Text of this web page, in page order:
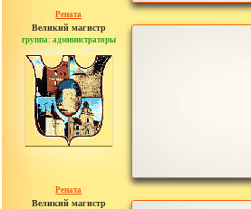
Рената
Великий магистр
группа: администраторы
сообщений: 30442
Рената
Великий магистр